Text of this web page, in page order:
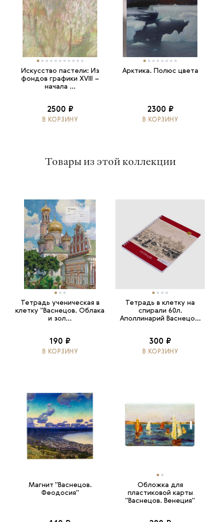
Искусство пастели: Из
фондов графики XVIII –
начала ...
2500 ₽
В КОРЗИНУ
Арктика. Полюс цвета
2300 ₽
В КОРЗИНУ
Товары из этой коллекции
Тетрадь ученическая в
клетку "Васнецов. Облака
и зол...
190 ₽
В КОРЗИНУ
Тетрадь в клетку на
спирали 60л.
Аполлинарий Васнецо...
300 ₽
В КОРЗИНУ
Магнит "Васнецов.
Феодосия"
Обложка для
пластиковой карты
"Васнецов. Венеция"